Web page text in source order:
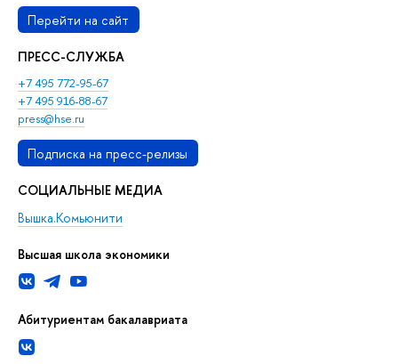
Перейти на сайт
ПРЕСС-СЛУЖБА
+7 495 772-95-67
+7 495 916-88-67
press@hse.ru
Подписка на пресс-релизы
СОЦИАЛЬНЫЕ МЕДИА
Вышка.Комьюнити
Высшая школа экономики
Абитуриентам бакалавриата